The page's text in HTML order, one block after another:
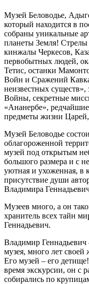
Музей Беловодье,
который находится в
собраны уникальные
планеты Земля!
кинжалы Черкесов,
первобытных людей,
Тетис, останки
Войн и Сражений
неизвестных
Войны, секретные
«Ананербе»,
предметы жизни
Музей Беловодье
облагороженной
музей под открытым
большого размера и с
уютная и ухоженная, в
присутствие души
Владимира
​Музеев много, а он
хранитель всех тайн
Геннадьевич.
Владимир Геннадьевич
музея, много лет
Его музей – его
время экскурсии, он с
собирались по